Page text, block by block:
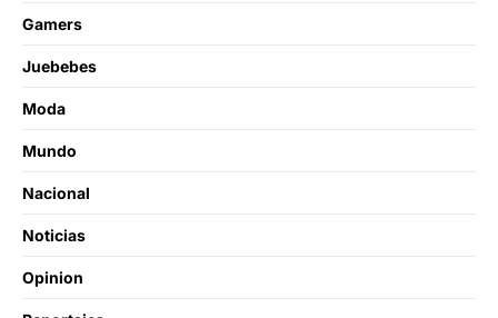
Gamers
Juebebes
Moda
Mundo
Nacional
Noticias
Opinion